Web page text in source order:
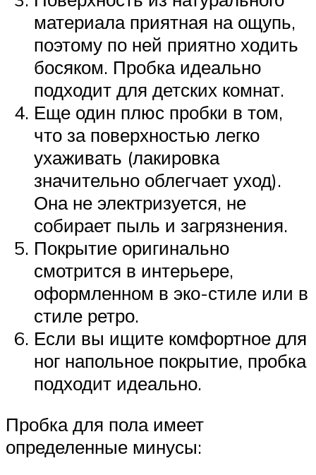
материала приятная на ощупь,
поэтому по ней приятно ходить
босяком. Пробка идеально
подходит для детских комнат.
Еще один плюс пробки в том,
что за поверхностью легко
ухаживать (лакировка
значительно облегчает уход).
Она не электризуется, не
собирает пыль и загрязнения.
Покрытие оригинально
смотрится в интерьере,
оформленном в эко-стиле или в
стиле ретро.
Если вы ищите комфортное для
ног напольное покрытие, пробка
подходит идеально.
Пробка для пола имеет
определенные минусы: